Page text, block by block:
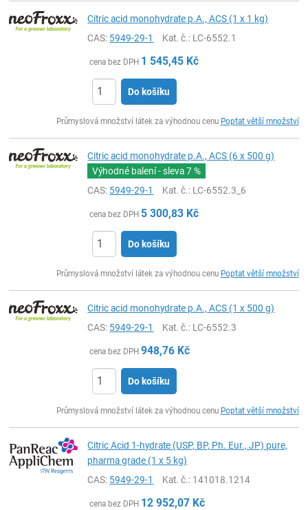
Citric acid monohydrate p.A., ACS (1 x 1 kg)
CAS: 5949-29-1 Kat. č.: LC-6552.1
cena bez DPH 1 545,45 Kč
Do košíku
Průmyslová množství látek za výhodnou cenu Poptat větší množství
Citric acid monohydrate p.A., ACS (6 x 500 g)
Výhodné balení - sleva7 %
CAS: 5949-29-1 Kat. č.: LC-6552.3_6
cena bez DPH 5 300,83 Kč
Do košíku
Průmyslová množství látek za výhodnou cenu Poptat větší množství
Citric acid monohydrate p.A., ACS (1 x 500 g)
CAS: 5949-29-1 Kat. č.: LC-6552.3
cena bez DPH 948,76 Kč
Do košíku
Průmyslová množství látek za výhodnou cenu Poptat větší množství
Citric Acid 1-hydrate (USP, BP, Ph. Eur., JP) pure,
pharma grade (1 x 5 kg)
CAS: 5949-29-1 Kat. č.: 141018.1214
cena bez DPH 12 952,07 Kč